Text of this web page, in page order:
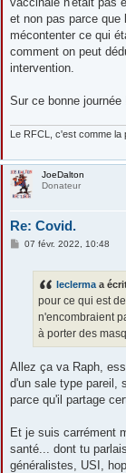
et non pas parce que
mécontenter ce qui
comment on peut
intervention.
Sur ce bonne journée
Le RFCL, c'est comme
JoeDalton
Donateur
Re: Covid.
M07 févr. 2022, 10:48
leclerma a
pour ce qui est
n'encombraient
à porter des
Allez ça va Raph,
d'un sale type pareil,
parce qu'il partage
Et je suis carrément
santé... dont tu
généralistes, USI,